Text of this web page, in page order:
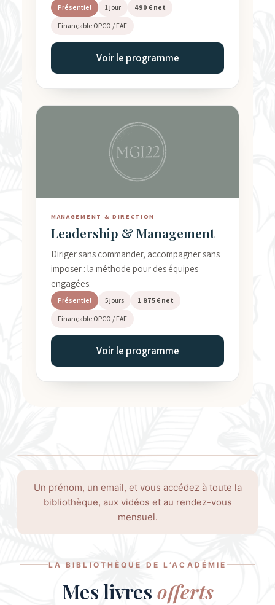
Présentiel 1 jour
490 € net
Finançable OPCO / FAF
Voir le programme
MANAGEMENT & DIRECTION
Leadership & Management
Diriger sans commander, accompagner sans
imposer : la méthode pour des équipes
engagées.
Présentiel 5 jours
1 875 € net
Finançable OPCO / FAF
Voir le programme
L’Académie des
Beaux-Savoirs
Décoration et management.
Un prénom, un email, et vous accédez à toute la
bibliothèque, aux vidéos et au rendez-vous
mensuel.
LA BIBLIOTHÈQUE DE L’ACADÉMIE
Mes livres offerts